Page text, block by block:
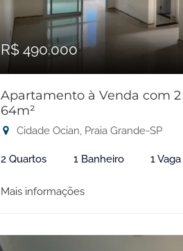
R$ 490.000
Apartamento à Venda com
64m²
Cidade Ocian, Praia Grande-SP
2 Quartos 1 Banheiro 1 Vaga
Mais informações